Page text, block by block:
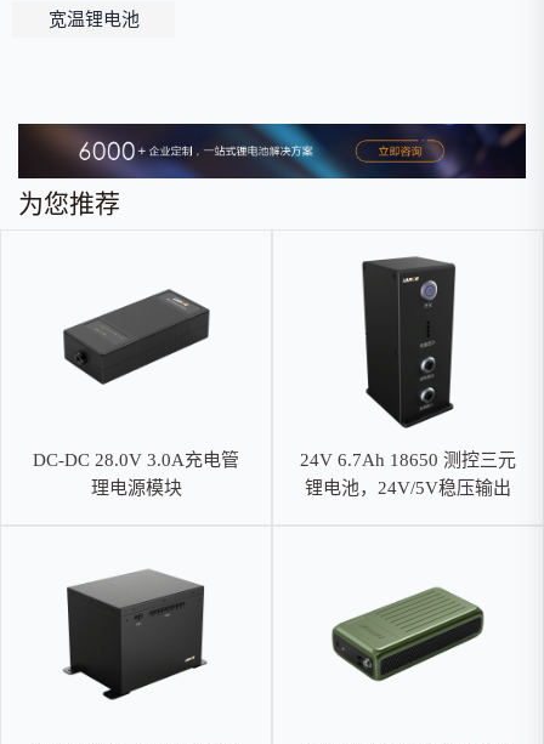
宽温锂电池
为您推荐
DC-DC 28.0V 3.0A充电管
理电源模块
24V 6.7Ah 18650 测控三元
锂电池，24V/5V稳压输出